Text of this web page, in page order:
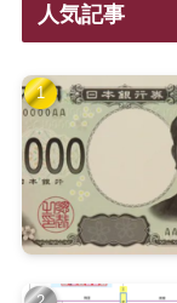
人気記事